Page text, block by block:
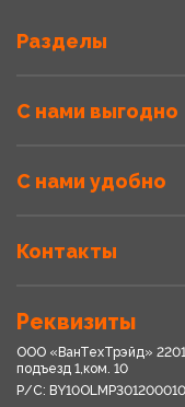
Разделы
С нами выгодно
С нами удобно
Контакты
Реквизиты
ООО «ВанТехТрэйд»
подъезд 1,ком. 10
Р/С: